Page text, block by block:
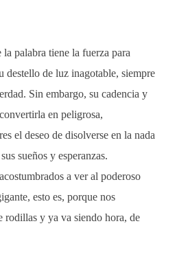
palabra tiene la fuerza para
destello de luz inagotable, siempre
Sin embargo, su cadencia y
en peligrosa,
el deseo de disolverse en la nada
sueños y esperanzas.
a ver al poderoso
esto es, porque nos
rodillas y ya va siendo hora, de